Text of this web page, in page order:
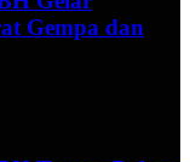
Gempa dan